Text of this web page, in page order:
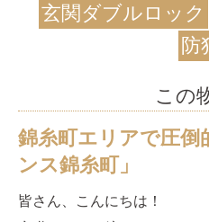
玄関ダブルロック
防
この
錦糸町エリアで圧倒
ンス錦糸町」
皆さん、こんにちは！